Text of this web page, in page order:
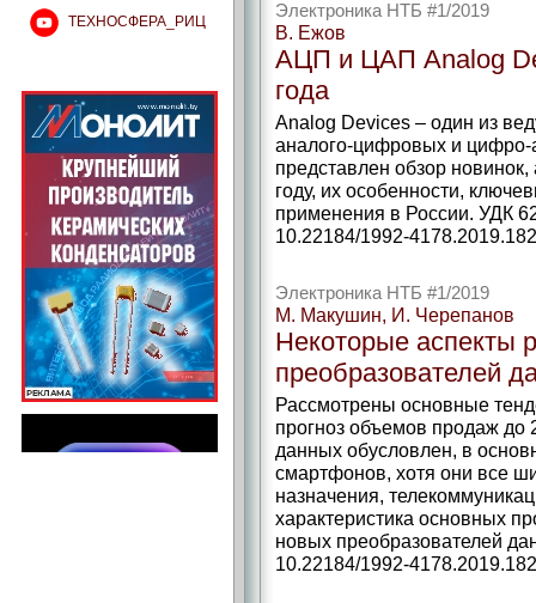
ТЕХНОСФЕРА_РИЦ
Электроника НТБ #1/2019
В. Ежов
АЦП и ЦАП Analog
года
Analog Devices – один из
аналого-цифровых и цифро-
представлен обзор
году, их особенности,
применения в России. УДК
10.22184/1992-
Электроника НТБ #1/2019
М. Макушин, И. Черепанов
Некоторые аспекты
преобразователей
Рассмотрены основные
прогноз объемов продаж до
данных обусловлен, в
смартфонов, хотя они все
назначения,
характеристика основных
новых преобразователей
10.22184/1992-